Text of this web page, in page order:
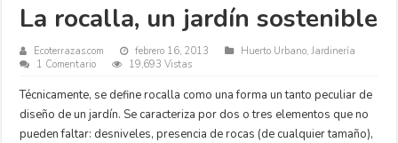
La rocalla, un jardín sostenible
Ecoterrazas.com febrero 16, 2013 Huerto Urbano,Jardinería
1 Comentario
19,693 Vistas
Técnicamente, se define rocalla como una forma un tanto peculiar de
diseño de un jardín. Se caracteriza por dos o tres elementos que no
pueden faltar: desniveles, presencia de rocas (de cualquier tamaño),